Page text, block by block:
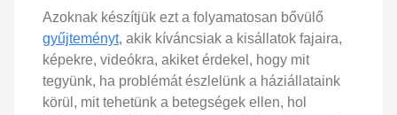
Azoknak készítjük ezt a folyamatosan bővülő
gyűjteményt, akik kíváncsiak a kisállatok fajaira,
képekre, videókra, akiket érdekel, hogy mit
tegyünk, ha problémát észlelünk a háziállataink
körül, mit tehetünk a betegségek ellen, hol